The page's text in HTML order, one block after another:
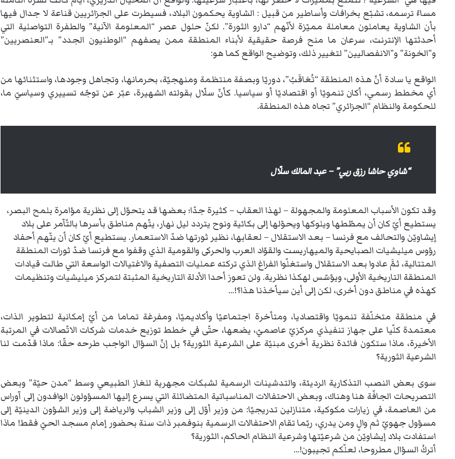
مساءً ترسمه، تشبّع بخرافات وأساطير من قبيل : الشاوية يحكمون البلاد، فسيطرت على الجزائريين قناعة لا جدال فيها
بأن الشاوية يعاملون معاملة مميّزة لأنّهم “دارو الثورة”. لكنّ حلول عصر “المعلومة الآنية” والطفرة التواصلية التي
أحدثتها الإنترنت، سرعان ما منح فرصة حقيقية لأبناء المنطقة ممن يصفهم “الوطنيون الجدد” بـ”العنصريين”
و”الخونة” و”الانفصاليين” لتغيير ذلك، وتوضيح الواقع كما هو:
الواقع يا سادة أنّ هذه المنطقة “تُعَاقَبُ”، دوريّا وبصفة منتظمة ومنهجيّة، بحرمانها، وتجاهل وجودها، واستثنائها من
أي مخطط رسمي، أكان تنمويّا أو اقتصاديّا أو سياسيا. كأنّ سلّال بقولته الشهيرة، عبّر عن توجّه تسييري وسياسيّ ما،
للحكومة والنظام “الجزائري” تجاه هذه المنطقة.
“شاوي حاشا رزق ربي” – عبد المالك سلّال
وقد تكون الأسباب المعلومة والمجهولة – لهذا العقاب – كثيرة جدّا؛ بعضها قد يتحوّل إلى نظرية مؤامرة بلمح البصر،
يستطيع أيّ كان أن يمطّطها ويلوكها ويحوّلها إلى بكائية ونوح يتردد ليل نهار، يتّهم مناطق بأسرها بالتّآمر على بلاد
إيشاويّن والتحالف مع فرنسا – بعد الاستقلال – لعقابها، نظير ثورتها ضدّ الاستعمار. يستطيع أيّ كان أن يتّهم أحفاد
رؤوس ميليشيات الصبايحية والميهاريست والقوّاد العرب والحركى والقومية الذي وقفوا مع فرنسا ضدّ ثورات المنطقة
المتتالية، ثمَّ عادوا بعد الاستقلال واستغلّوا الفراغ الذي تركته عمليات التصفية والاغتيالات الواسعة التي طالت قيادات
المنطقة التاريخية الأولى، ويؤسّس لهكذا نظرية. ولن تعوز أحدا الأدلة التاريخية المثبتة لتمركز ميليشيات وتنظيمات
كهذه في مناطق دون أخرى، لكن إلى أين سيأخذنا هذا؟!…
في منطقة متخلّفة تنمويّا واقتصاديا، ومتأخرة اجتماعيّا وأكاديميّا، ومفرغة تماما من أيّ إمكانية لتطوير الذات،
معتمدة كلّيا على جهاز تنفيذي مركزيّ عاصميّ، يضعها، حتّى في خطط توزيع خدمات شركات الاتّصالات في المرتبة
الأخيرة، ماذا ستكون فائدة نظرية أخرى مبنيّة على الشرعية الثورية؟ بل إنّ السؤال الواجب طرحه حقّا: ماذا قدّمت لنا
الشرعية الثورية؟
سوى بعض النصب التذكارية الرديئة، والتدشينات الرسمية لشبكات مجهرية للغاز الطبيعي وسط “مدن حيّة” وبعض
التصريحات الجافّة هنا وهناك، وبعض الاحتفالات المناسباتية المتضائلة التي يسرع إليها المسؤولون الوافدون إلى آوراس
من العاصمة، في زيارات مكوكية، متنازلين تدريجيّا: من وزير أوّل إلى وزير الشباب والرياضة إلى وزير الشؤون الدينيّة إلى
مسؤول جهويّ ثم والٍ ومن يدري، ربّما تقام الاحتفالات الرسمية بنوفمبر ذات سنة بحضور إمام مسجد الحيّ فقط! ماذا
استفادت بلاد إيشاويّن من شرعيّتها وشرعية النظام الحاكم، الثورية؟
أتركُ السؤال مطروحا، لعلّكم تجيبون!…